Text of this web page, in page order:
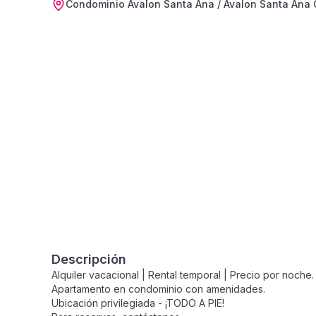
Condominio Avalon Santa Ana / Avalon Santa Ana
Descripción
Alquiler vacacional | Rental temporal | Precio por noche.
Apartamento en condominio con amenidades.
Ubicación privilegiada - ¡TODO A PIE!